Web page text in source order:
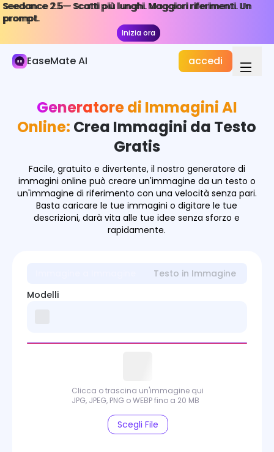
Seedance 2.5— Scatti più lunghi. Maggiori riferimenti. Un
prompt.
Inizia ora
Seedance 2.5— Scatti più lunghi. Maggiori riferimenti. Un
prompt.
Inizia ora
EaseMate AI accedi
Immagine AI
Generatore di Immagini
Effetti Immagine
Strumenti Immagine
Generatore di Immagini AI
Online: Crea Immagini da Testo
Gratis
Facile, gratuito e divertente, il nostro generatore di
immagini online può creare un'immagine da un testo o
un'immagine di riferimento con una velocità senza pari.
Basta caricare le tue immagini o digitare le tue
descrizioni, darà vita alle tue idee senza sforzo e
rapidamente.
Testo in Immagine
Modelli
Clicca o trascina un'immagine qui
JPG, JPEG, PNG o WEBP fino a 20 MB
Scegli File